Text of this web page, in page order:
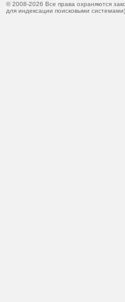
© 2008-2026 Все права охраняются
для индексации поисковыми